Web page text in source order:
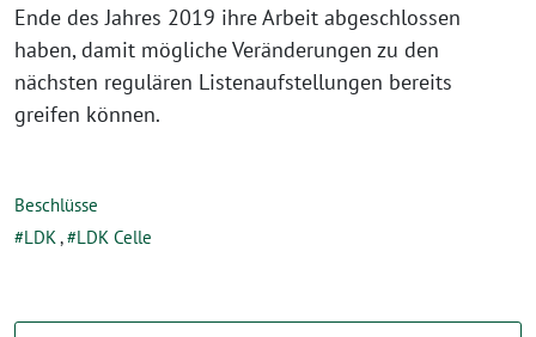
Ende des Jahres 2019 ihre Arbeit abgeschlossen
haben, damit mögliche Veränderungen zu den
nächsten regulären Listenaufstellungen bereits
greifen können.
Beschlüsse
LDK, LDK Celle